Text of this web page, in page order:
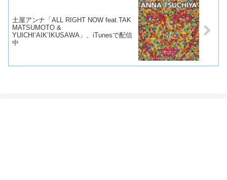
土屋アンナ「ALL RIGHT NOW feat.TAK
MATSUMOTO &
YUICHI‘AIK’IKUSAWA」、iTunesで配信
中